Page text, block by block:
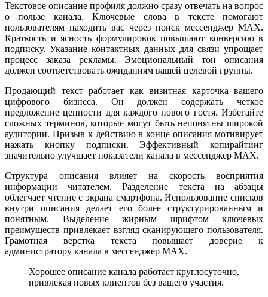
Текстовое описание профиля должно сразу отвечать на вопрос
о пользе канала. Ключевые слова в тексте помогают
пользователям находить вас через поиск мессенджер MAX.
Краткость и ясность формулировок повышают конверсию в
подписку. Указание контактных данных для связи упрощает
процесс заказа рекламы. Эмоциональный тон описания
должен соответствовать ожиданиям вашей целевой группы.
Продающий текст работает как визитная карточка вашего
цифрового бизнеса. Он должен содержать четкое
предложение ценности для каждого нового гостя. Избегайте
сложных терминов, которые могут быть непонятны широкой
аудитории. Призыв к действию в конце описания мотивирует
нажать кнопку подписки. Эффективный копирайтинг
значительно улучшает показатели канала в мессенджер MAX.
Структура описания влияет на скорость восприятия
информации читателем. Разделение текста на абзацы
облегчает чтение с экрана смартфона. Использование списков
внутри описания делает его более структурированным и
понятным. Выделение жирным шрифтом ключевых
преимуществ привлекает взгляд сканирующего пользователя.
Грамотная верстка текста повышает доверие к
администратору канала в мессенджер MAX.
Хорошее описание канала работает круглосуточно,
привлекая новых клиентов без вашего участия.